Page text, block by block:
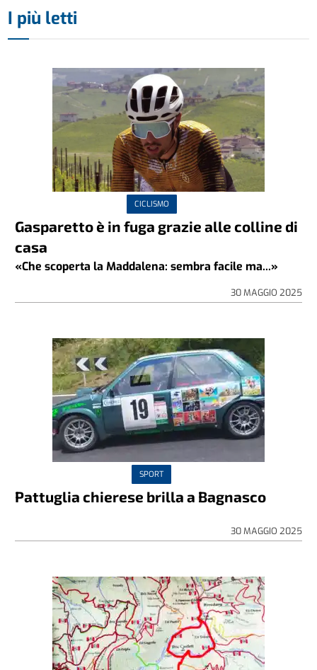
I più letti
CICLISMO
Gasparetto è in fuga grazie alle colline di
casa
«Che scoperta la Maddalena: sembra facile ma...»
30 MAGGIO 2025
SPORT
Pattuglia chierese brilla a Bagnasco
30 MAGGIO 2025